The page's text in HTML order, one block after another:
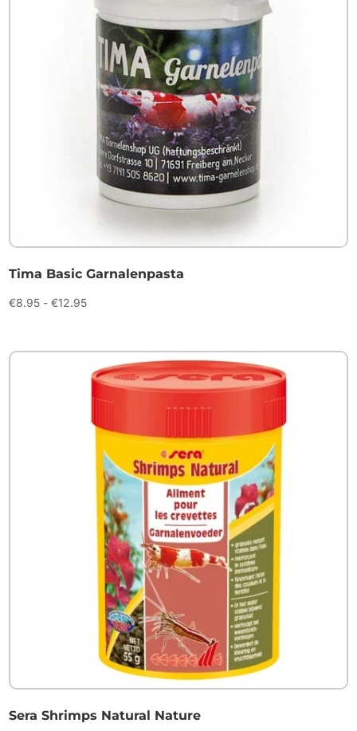
Tima Basic Garnalenpasta
€8.95 - €12.95Prijsklasse:
€12.95
Sera Shrimps Natural Nature